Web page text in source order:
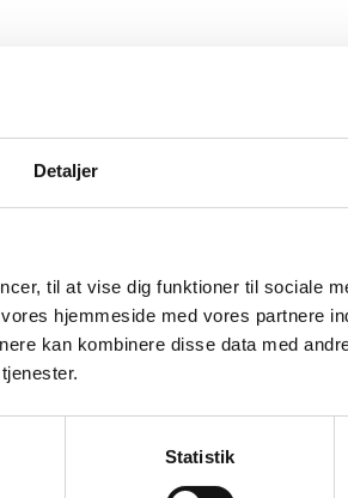
Detaljer
til at vise dig funktioner til sociale
hjemmeside med vores partnere
kan kombinere disse data med
Statistik
syn for sagen og mærke garnet
strikkeeventyr.
Vær den første til
Din e-mailadresse vil ikke